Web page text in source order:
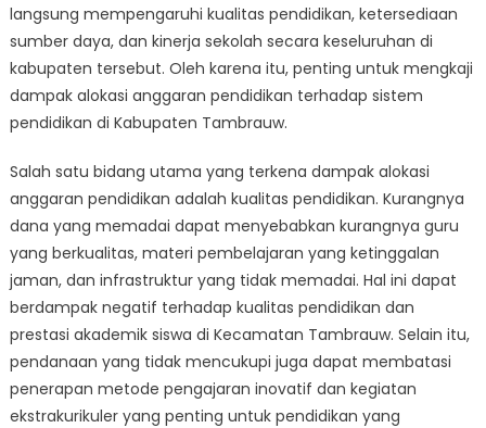
langsung mempengaruhi kualitas pendidikan, ketersediaan
sumber daya, dan kinerja sekolah secara keseluruhan di
kabupaten tersebut. Oleh karena itu, penting untuk mengkaji
dampak alokasi anggaran pendidikan terhadap sistem
pendidikan di Kabupaten Tambrauw.
Salah satu bidang utama yang terkena dampak alokasi
anggaran pendidikan adalah kualitas pendidikan. Kurangnya
dana yang memadai dapat menyebabkan kurangnya guru
yang berkualitas, materi pembelajaran yang ketinggalan
jaman, dan infrastruktur yang tidak memadai. Hal ini dapat
berdampak negatif terhadap kualitas pendidikan dan
prestasi akademik siswa di Kecamatan Tambrauw. Selain itu,
pendanaan yang tidak mencukupi juga dapat membatasi
penerapan metode pengajaran inovatif dan kegiatan
ekstrakurikuler yang penting untuk pendidikan yang